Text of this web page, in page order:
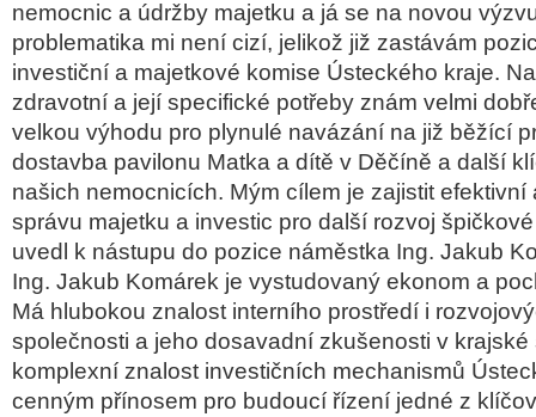
nemocnic a údržby majetku a já se na novou
problematika mi není cizí, jelikož již zastávám
investiční a majetkové komise Ústeckého kraje.
zdravotní a její specifické potřeby znám velmi
velkou výhodu pro plynulé navázání na již běžící
dostavba pavilonu Matka a dítě v Děčíně a další
našich nemocnicích. Mým cílem je zajistit efektivní
správu majetku a investic pro další rozvoj
uvedl k nástupu do pozice náměstka Ing. Jakub
Ing. Jakub Komárek je vystudovaný ekonom a
Má hlubokou znalost interního prostředí i
společnosti a jeho dosavadní zkušenosti v
komplexní znalost investičních mechanismů
cenným přínosem pro budoucí řízení jedné z